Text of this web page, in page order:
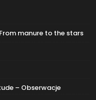
manure to the stars
– Obserwacje